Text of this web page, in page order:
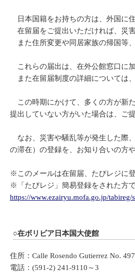
日本国籍をお持ちの方は、外国に
在留届をご提出いただければ、災
また住所変更や同居家族の帰国等
これらの届出は、在外公館窓口に
また在留届制度の詳細については、
この時期にかけて、多くの方が新
提出していない方がいた場合は、ご
なお、災害や騒乱等が発生した際
の滞在）の登録を、お知り合いの方
※このメールは在留届、たびレジに
※「たびレジ」簡易登録をされた方
https://www.ezairyu.mofa.go.jp/tabireg/
○在ボリビア日本国大使館
住所：Calle Rosendo Gutierrez No.
電話：(591-2) 241-9110～3